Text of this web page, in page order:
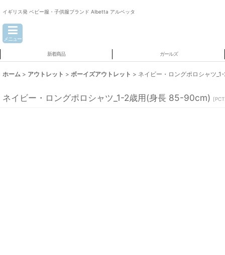
イギリス発 ベビー服・子供服ブランド Albetta アルベッタ
メニュー
新着商品 ガールズ
ホーム > アウトレット > ボーイズアウトレット > ネイビー・ロングポロシャツ
ネイビー・ロングポロシャツ_1-2歳用(身長 85-90cm) [